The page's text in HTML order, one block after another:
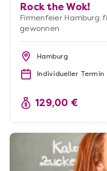
Rock the Wok!
Firmenfeier Hamburg:
gewonnen
Hamburg
Individueller Termin
129,00 €